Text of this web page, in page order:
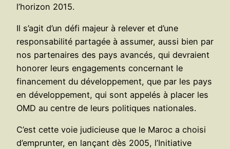
l’horizon 2015.
Il s’agit d’un défi majeur à relever et d’une
responsabilité partagée à assumer, aussi bien par
nos partenaires des pays avancés, qui devraient
honorer leurs engagements concernant le
financement du développement, que par les pays
en développement, qui sont appelés à placer les
OMD au centre de leurs politiques nationales.
C’est cette voie judicieuse que le Maroc a choisi
d’emprunter, en lançant dès 2005, l’Initiative